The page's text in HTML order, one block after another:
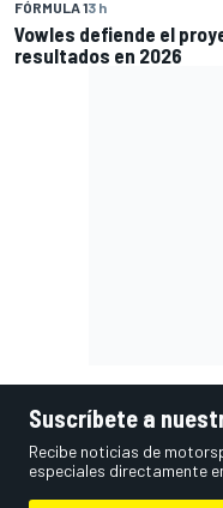
FÓRMULA 13 h
Vowles defiende el
resultados en 2026
Suscríbete a
Recibe noticias de
especiales directamente